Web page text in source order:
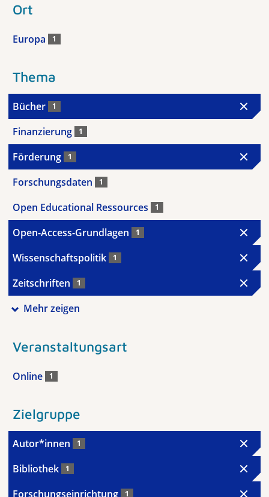
Ort
Europa 1
Thema
Bücher 1
Finanzierung 1
Förderung 1
Forschungsdaten 1
Open Educational Ressources 1
Open-Access-Grundlagen 1
Wissenschaftspolitik 1
Zeitschriften 1
Mehr zeigen
Veranstaltungsart
Online 1
Zielgruppe
Autor*innen 1
Bibliothek 1
Forschungseinrichtung 1